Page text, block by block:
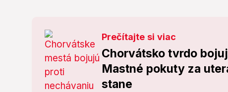
Prečítajte si viac
Chorvátsko tvrdo
Mastné pokuty za
stane